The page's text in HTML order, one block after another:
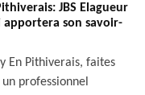
JBS Elagueur
apportera son savoir-
En Pithiverais, faites
professionnel